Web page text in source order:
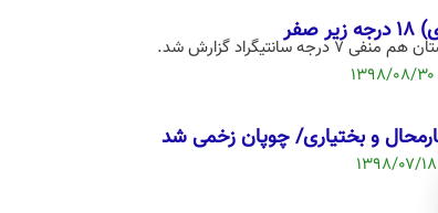
سانتیگراد گزارش شد.
و بختیاری/ چوپان زخمی شد